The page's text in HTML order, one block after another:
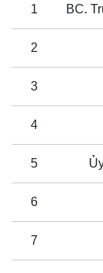
1 BC.
2
3
4
5
6
7